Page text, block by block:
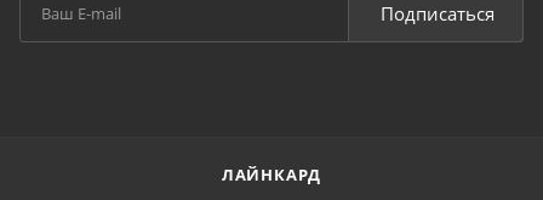
Подписаться
ЛАЙНКАРД